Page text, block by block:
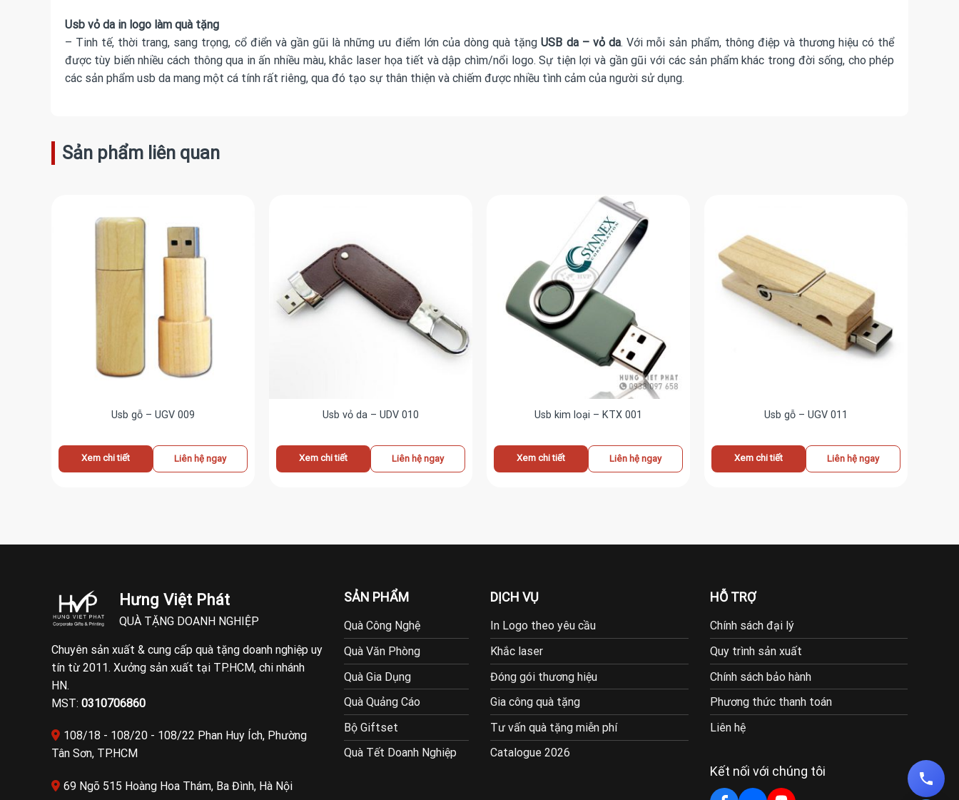
Usb vỏ da in logo làm quà tặng
– Tinh tế, thời trang, sang trọng, cổ điển và gần gũi là những ưu điểm lớn của dòng quà tặng USB da – vỏ da. Với mỗi sản phẩm, thông điệp và thương hiệu có thể
được tùy biến nhiều cách thông qua in ấn nhiều màu, khắc laser họa tiết và dập chìm/nổi logo. Sự tiện lợi và gần gũi với các sản phẩm khác trong đời sống, cho phép
các sản phẩm usb da mang một cá tính rất riêng, qua đó tạo sự thân thiện và chiếm được nhiều tình cảm của người sử dụng.
Sản phẩm liên quan
Usb gỗ – UGV 009
Xem chi tiết Liên hệ ngay
Usb vỏ da – UDV 010
Xem chi tiết Liên hệ ngay
Usb kim loại – KTX 001
Xem chi tiết Liên hệ ngay
Usb gỗ – UGV 011
Xem chi tiết Liên hệ ngay
Hưng Việt Phát
QUÀ TẶNG DOANH NGHIỆP
Chuyên sản xuất & cung cấp quà tặng doanh nghiệp uy
tín từ 2011. Xưởng sản xuất tại TP.HCM, chi nhánh
HN.
MST: 0310706860
108/18 - 108/20 - 108/22 Phan Huy Ích, Phường
Tân Sơn, TP.HCM
69 Ngõ 515 Hoàng Hoa Thám, Ba Đình, Hà Nội
SẢN PHẨM
Quà Công Nghệ
Quà Văn Phòng
Quà Gia Dụng
Quà Quảng Cáo
Bộ Giftset
Quà Tết Doanh Nghiệp
DỊCH VỤ
In Logo theo yêu cầu
Khắc laser
Đóng gói thương hiệu
Gia công quà tặng
Tư vấn quà tặng miễn phí
Catalogue 2026
HỖ TRỢ
Chính sách đại lý
Quy trình sản xuất
Chính sách bảo hành
Phương thức thanh toán
Liên hệ
Kết nối với chúng tôi